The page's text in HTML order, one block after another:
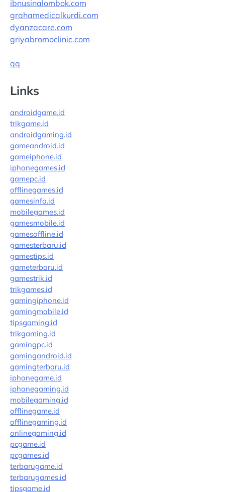
ibnusinalombok.com
grahamedicalkurdi.com
dyanzacare.com
griyabromoclinic.com
qq
Links
androidgame.id
trikgame.id
androidgaming.id
gameandroid.id
gameiphone.id
iphonegames.id
gamepc.id
offlinegames.id
gamesinfo.id
mobilegames.id
gamesmobile.id
gamesoffline.id
gamesterbaru.id
gamestips.id
gameterbaru.id
gamestrik.id
trikgames.id
gamingiphone.id
gamingmobile.id
tipsgaming.id
trikgaming.id
gamingpc.id
gamingandroid.id
gamingterbaru.id
iphonegame.id
iphonegaming.id
mobilegaming.id
offlinegame.id
offlinegaming.id
onlinegaming.id
pcgame.id
pcgames.id
terbarugame.id
terbarugames.id
tipsgame.id